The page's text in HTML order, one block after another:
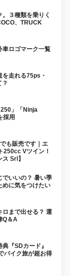
３種類を乗りく
、TRUCK
車ロゴマーク一覧
走れる75ps・
？
」「Ninja
採用
も販売です｜エ
250cc Vツイン！
Srl】
でいいの？ 暑い季
めに気をつけたい
ロまで出せる？ 運
Q＆A
『SDカード』
バイク旅が超お得